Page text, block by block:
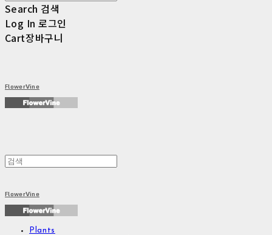
Search 검색
Log In 로그인
Cart장바구니
FlowerVine
FlowerVine
Plants